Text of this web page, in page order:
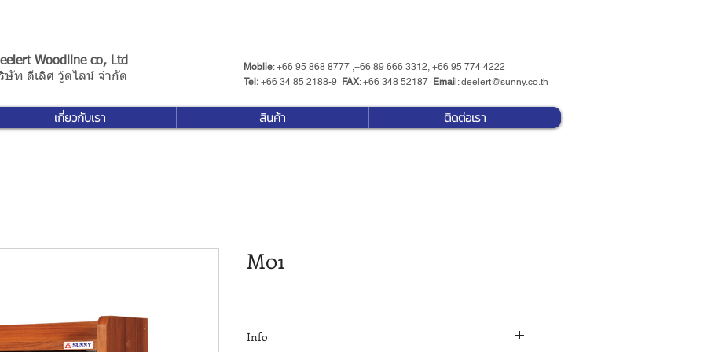
Woodline co, Ltd
ษัท ดีเลิศ วู้ดไลน์ จำกัด
Moblie: +66 95 868 8777 ,+66 89 666 3312, +66 95 774 4222
Tel: +66 34 85 2188-9 ​ FAX: +66 348 52187 Emai l:deelert@sunny.co.th
เกี่ยวกับเรา สินค้า ติดต่อเรา
M01
Info